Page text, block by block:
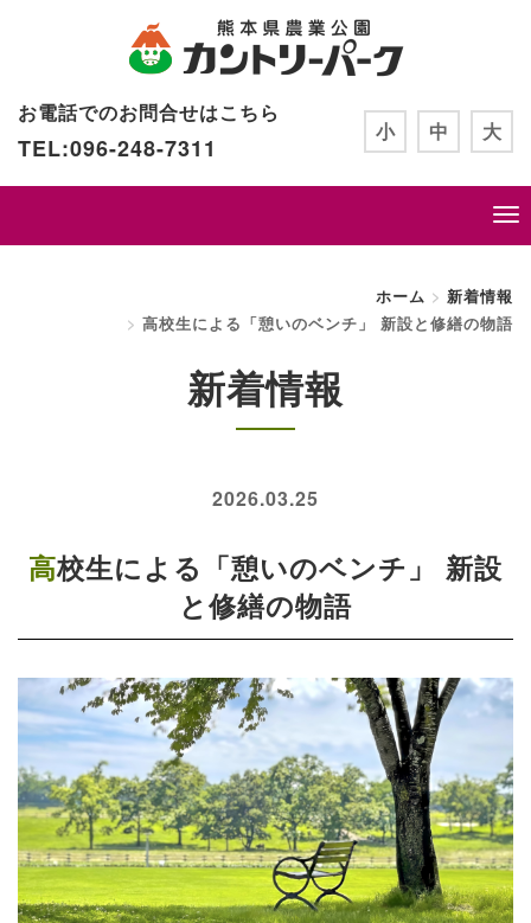
お電話でのお問合せはこちら
TEL:096-248-7311
小 中 大
ホーム
新着情報
高校生による「憩いのベンチ」 新設と修繕の物語
新着情報
2026.03.25
高校生による「憩いのベンチ」 新設
と修繕の物語